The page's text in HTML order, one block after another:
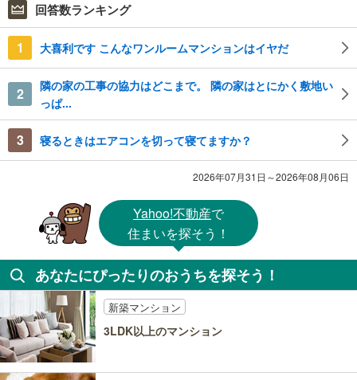
回答数ランキング
1 大喜利です こんなワンルームマンションはイヤだ
2
隣の家の工事の協力はどこまで。 隣の家はとにかく敷地い
っぱ...
3 寝るときはエアコンを切って寝てますか？
2026年07月31日～2026年08月06日
Yahoo!不動産で
住まいを探そう！
あなたにぴったりのおうちを探そう！
新築マンション
3LDK以上のマンション